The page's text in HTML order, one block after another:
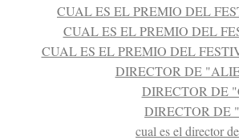
CUAL ES EL PREMIO DEL
CUAL ES EL PREMIO DEL
CUAL ES EL PREMIO DEL
DIRECTOR DE
DIRECTOR DE
DIRECTOR DE
cual es el director